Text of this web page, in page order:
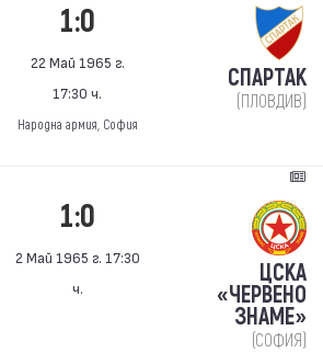
1:0
22 Май 1965 г.
17:30 ч.
Народна армия, София
СПАРТАК
(ПЛОВДИВ)
1:0
2 Май 1965 г. 17:30
ч.
ЦСКА
«ЧЕРВЕНО
ЗНАМЕ»
(СОФИЯ)